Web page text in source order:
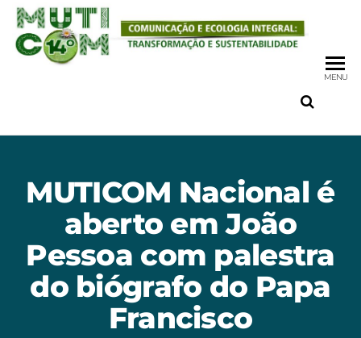
MENU
MUTICOM Nacional é
aberto em João
Pessoa com palestra
do biógrafo do Papa
Francisco